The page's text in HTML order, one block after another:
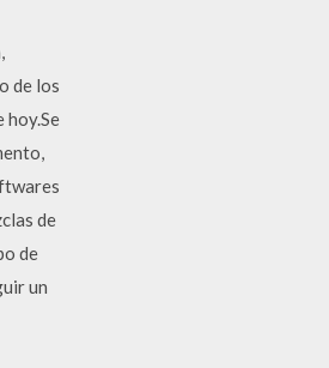
de los
hoy.Se
de
de
un